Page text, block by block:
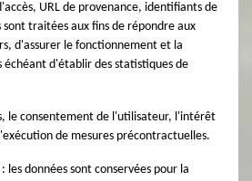
URL de provenance, identifiants de
sont traitées aux fins de répondre aux
d'assurer le fonctionnement et la
échéant d'établir des statistiques de
le consentement de l'utilisateur, l'intérêt
de mesures précontractuelles.
: les données sont conservées pour la